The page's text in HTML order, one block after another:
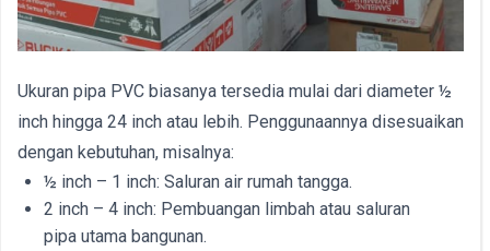
Ukuran pipa PVC biasanya tersedia mulai dari diameter ½
inch hingga 24 inch atau lebih. Penggunaannya disesuaikan
dengan kebutuhan, misalnya:
½ inch – 1 inch: Saluran air rumah tangga.
2 inch – 4 inch: Pembuangan limbah atau saluran
pipa utama bangunan.